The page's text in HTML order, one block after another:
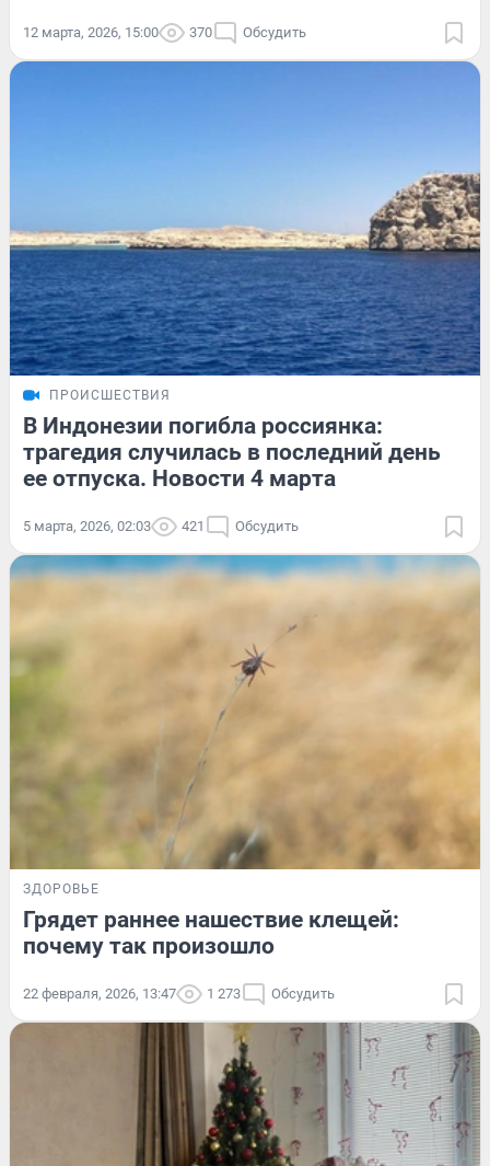
12 марта, 2026, 15:00 370 Обсудить
ПРОИСШЕСТВИЯ
В Индонезии погибла россиянка:
трагедия случилась в последний день
ее отпуска. Новости 4 марта
5 марта, 2026, 02:03 421 Обсудить
ЗДОРОВЬЕ
Грядет раннее нашествие клещей:
почему так произошло
22 февраля, 2026, 13:47 1 273 Обсудить